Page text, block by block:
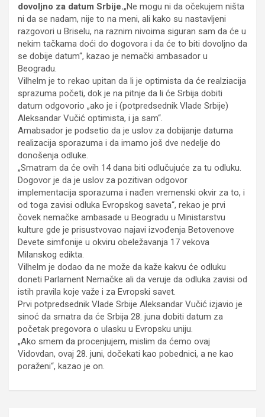
dovoljno za datum Srbije.„Ne mogu ni da očekujem ništa
ni da se nadam, nije to na meni, ali kako su nastavljeni
razgovori u Briselu, na raznim nivoima siguran sam da će u
nekim tačkama doći do dogovora i da će to biti dovoljno da
se dobije datum“, kazao je nemački ambasador u
Beogradu.
Vilhelm je to rekao upitan da li je optimista da će realziacija
sprazuma početi, dok je na pitnje da li će Srbija dobiti
datum odgovorio „ako je i (potpredsednik Vlade Srbije)
Aleksandar Vučić optimista, i ja sam“.
Amabsador je podsetio da je uslov za dobijanje datuma
realizacija sporazuma i da imamo još dve nedelje do
donošenja odluke.
„Smatram da će ovih 14 dana biti odlučujuće za tu odluku.
Dogovor je da je uslov za pozitivan odgovor
implementacija sporazuma i nađen vremenski okvir za to, i
od toga zavisi odluka Evropskog saveta“, rekao je prvi
čovek nemačke ambasade u Beogradu u Ministarstvu
kulture gde je prisustvovao najavi izvođenja Betovenove
Devete simfonije u okviru obeležavanja 17 vekova
Milanskog edikta.
Vilhelm je dodao da ne može da kaže kakvu će odluku
doneti Parlament Nemačke ali da veruje da odluka zavisi od
istih pravila koje važe i za Evropski savet.
Prvi potpredsednik Vlade Srbije Aleksandar Vučić izjavio je
sinoć da smatra da će Srbija 28. juna dobiti datum za
početak pregovora o ulasku u Evropsku uniju.
„Ako smem da procenjujem, mislim da ćemo ovaj
Vidovdan, ovaj 28. juni, dočekati kao pobednici, a ne kao
poraženi“, kazao je on.